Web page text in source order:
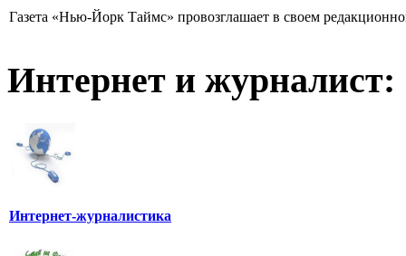
Газета «Нью-Йорк Таймс» провозглашает в своем
Интернет и журналист:
Интернет-журналистика